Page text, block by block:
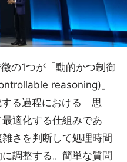
の1つが「動的かつ制御
reasoning)」
る過程における「思
適化する仕組みであ
さを判断して処理時間
調整する。簡単な質問